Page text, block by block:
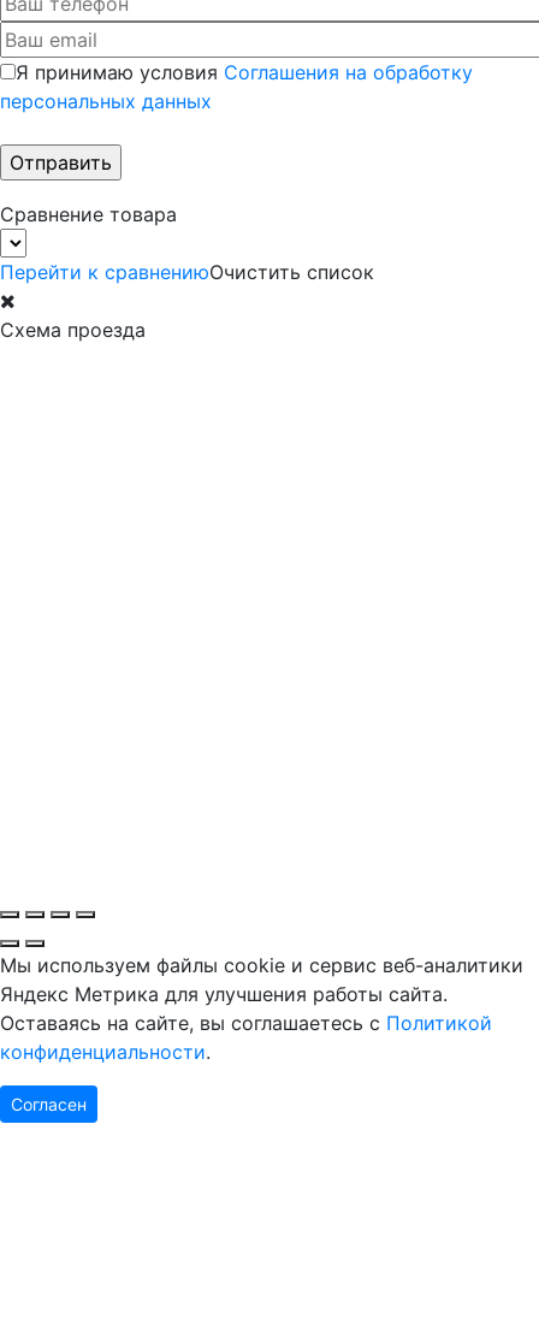
Я принимаю условия Соглашения на обработку
персональных данных
Сравнение товара
Перейти к сравнениюОчистить список
Схема проезда
Мы используем файлы cookie и сервис веб-аналитики
Яндекс Метрика для улучшения работы сайта.
Оставаясь на сайте, вы соглашаетесь с Политикой
конфиденциальности.
Согласен